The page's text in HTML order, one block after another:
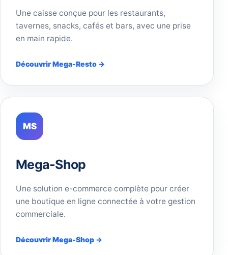
Une caisse conçue pour les restaurants,
tavernes, snacks, cafés et bars, avec une prise
en main rapide.
Découvrir Mega-Resto →
MS
Mega-Shop
Une solution e-commerce complète pour créer
une boutique en ligne connectée à votre gestion
commerciale.
Découvrir Mega-Shop →